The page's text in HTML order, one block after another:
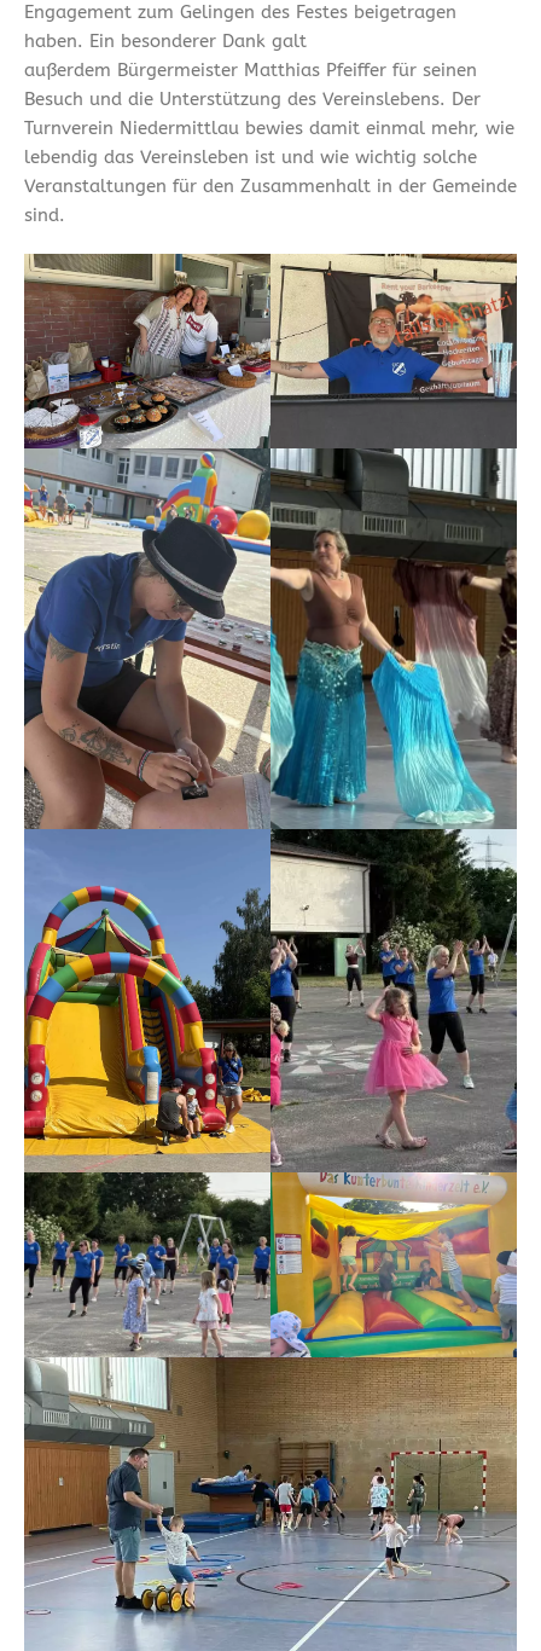
Engagement zum Gelingen des Festes beigetragen
haben. Ein besonderer Dank galt
außerdem Bürgermeister Matthias Pfeiffer für seinen
Besuch und die Unterstützung des Vereinslebens. Der
Turnverein Niedermittlau bewies damit einmal mehr, wie
lebendig das Vereinsleben ist und wie wichtig solche
Veranstaltungen für den Zusammenhalt in der Gemeinde
sind.